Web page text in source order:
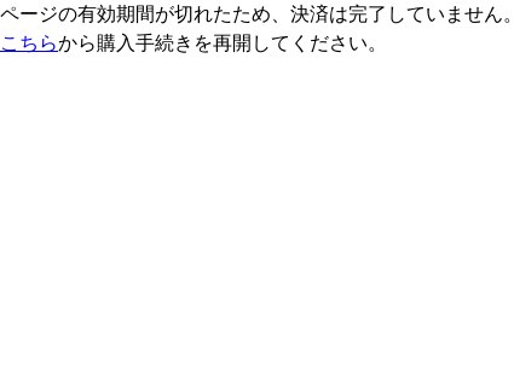
ページの有効期間が切れたため、決済は完了していません。
こちらから購入手続きを再開してください。